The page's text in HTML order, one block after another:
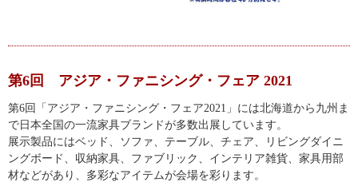
第6回 アジア・ファニシング・フェア 2021
第6回「アジア・ファニシング・フェア2021」には北海道から九州ま
で日本全国の一流家具ブランドが多数出展しています。
展示製品にはベッド、ソファ、テーブル、チェア、リビングダイニ
ングボード、収納家具、ファブリック、インテリア雑貨、家具用部
材などがあり、多彩なアイテムが会場を彩ります。